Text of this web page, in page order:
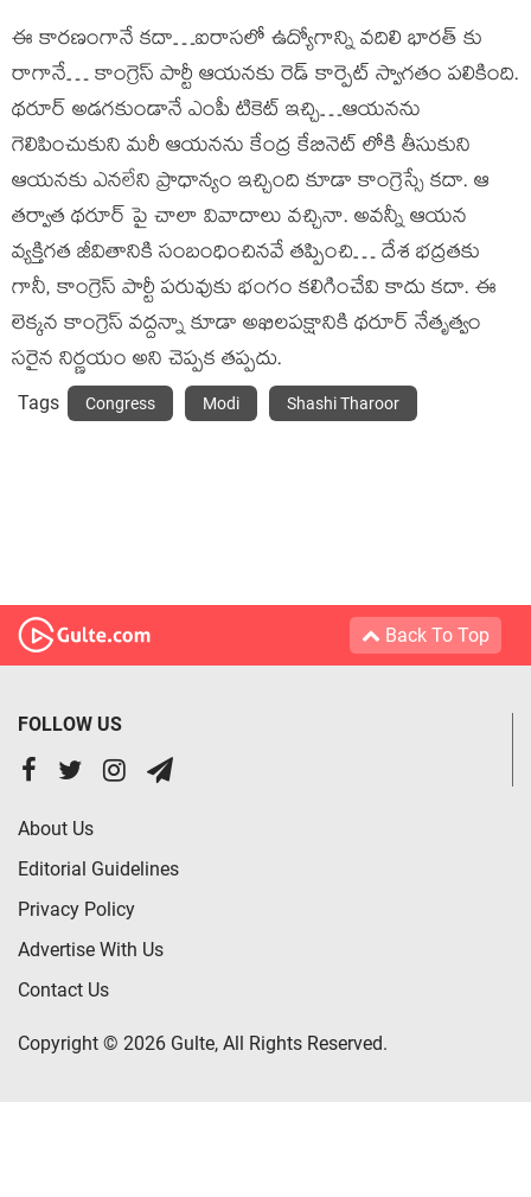
ఈ కారణంగానే కదా…ఐరాసలో ఉద్యోగాన్ని వదిలి భారత్ కు
రాగానే… కాంగ్రెస్ పార్టీ ఆయనకు రెడ్ కార్పెట్ స్వాగతం పలికింది.
థరూర్ అడగకుండానే ఎంపీ టికెట్ ఇచ్చి…ఆయనను
గెలిపించుకుని మరీ ఆయనను కేంద్ర కేబినెట్ లోకి తీసుకుని
ఆయనకు ఎనలేని ప్రాధాన్యం ఇచ్చింది కూడా కాంగ్రెస్సే కదా. ఆ
తర్వాత థరూర్ పై చాలా వివాదాలు వచ్చినా. అవన్నీ ఆయన
వ్యక్తిగత జీవితానికి సంబంధించినవే తప్పించి… దేశ భద్రతకు
గానీ, కాంగ్రెస్ పార్టీ పరువుకు భంగం కలిగించేవి కాదు కదా. ఈ
లెక్కన కాంగ్రెస్ వద్దన్నా కూడా అఖిలపక్షానికి థరూర్ నేతృత్వం
సరైన నిర్ణయం అని చెప్పక తప్పదు.
Tags Congress Modi Shashi Tharoor
Back To Top
FOLLOW US
About Us
Editorial Guidelines
Privacy Policy
Advertise With Us
Contact Us
Copyright © 2026 Gulte, All Rights Reserved.